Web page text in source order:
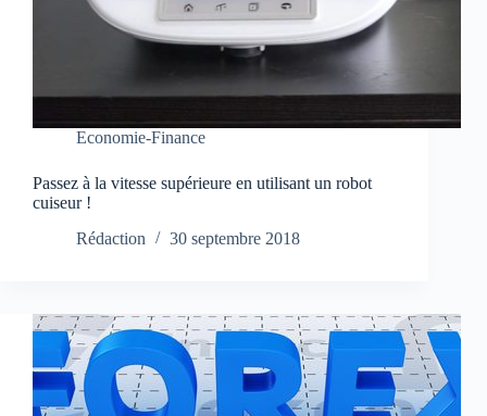
Economie-Finance
Passez à la vitesse supérieure en utilisant un robot
cuiseur !
Rédaction
30 septembre 2018